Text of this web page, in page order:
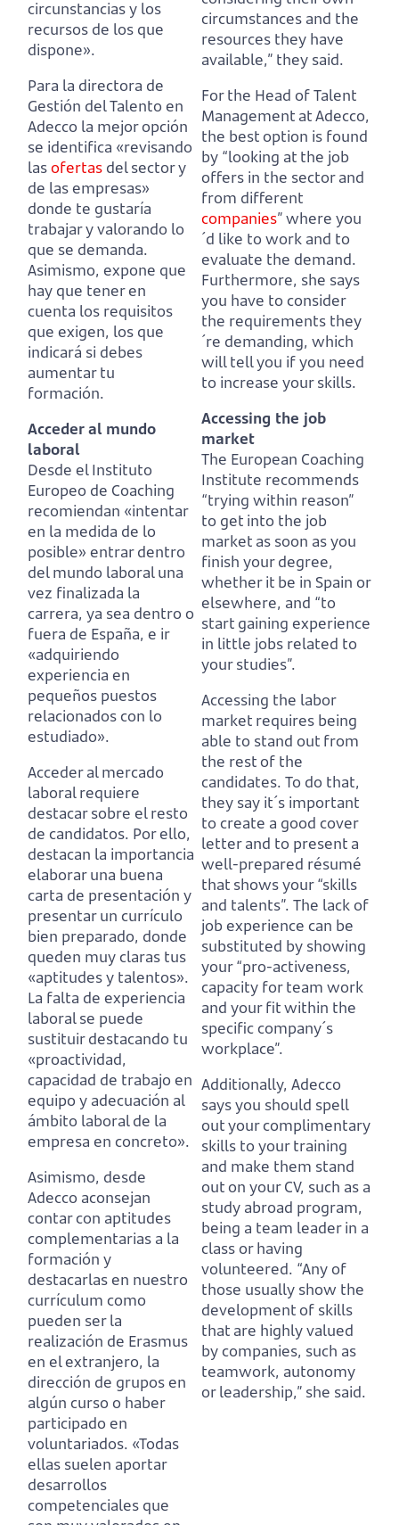
circunstancias y los
recursos de los que
dispone».
Para la directora de
Gestión del Talento en
Adecco la mejor opción
se identifica «revisando
lasofertas del sector y
de las empresas»
donde te gustaría
trabajar y valorando lo
que se demanda.
Asimismo, expone que
hay que tener en
cuenta los requisitos
que exigen, los que
indicará si debes
aumentar tu
formación.
Acceder al mundo
laboral
Desde el Instituto
Europeo de Coaching
recomiendan «intentar
en la medida de lo
posible» entrar dentro
del mundo laboral una
vez finalizada la
carrera, ya sea dentro o
fuera de España, e ir
«adquiriendo
experiencia en
pequeños puestos
relacionados con lo
estudiado».
Acceder al mercado
laboral requiere
destacar sobre el resto
de candidatos. Por ello,
destacan la importancia
elaborar una buena
carta de presentación y
presentar un currículo
bien preparado, donde
queden muy claras tus
«aptitudes y talentos».
La falta de experiencia
laboral se puede
sustituir destacando tu
«proactividad,
capacidad de trabajo en
equipo y adecuación al
ámbito laboral de la
empresa en concreto».
Asimismo, desde
Adecco aconsejan
contar con aptitudes
complementarias a la
formación y
destacarlas en nuestro
currículum como
pueden ser la
realización de Erasmus
en el extranjero, la
dirección de grupos en
algún curso o haber
participado en
voluntariados. «Todas
ellas suelen aportar
desarrollos
competenciales que
circumstances and the
resources they have
available,” they said.
For the Head of Talent
Management at Adecco,
the best option is found
by “looking at the job
offers in the sector and
from different
companies” where you
´d like to work and to
evaluate the demand.
Furthermore, she says
you have to consider
the requirements they
´re demanding, which
will tell you if you need
to increase your skills.
Accessing the job
market
The European Coaching
Institute recommends
“trying within reason”
to get into the job
market as soon as you
finish your degree,
whether it be in Spain or
elsewhere, and “to
start gaining experience
in little jobs related to
your studies”.
Accessing the labor
market requires being
able to stand out from
the rest of the
candidates. To do that,
they say it´s important
to create a good cover
letter and to present a
well-prepared résumé
that shows your “skills
and talents”. The lack of
job experience can be
substituted by showing
your “pro-activeness,
capacity for team work
and your fit within the
specific company´s
workplace”.
Additionally, Adecco
says you should spell
out your complimentary
skills to your training
and make them stand
out on your CV, such as a
study abroad program,
being a team leader in a
class or having
volunteered. “Any of
those usually show the
development of skills
that are highly valued
by companies, such as
teamwork, autonomy
or leadership,” she said.